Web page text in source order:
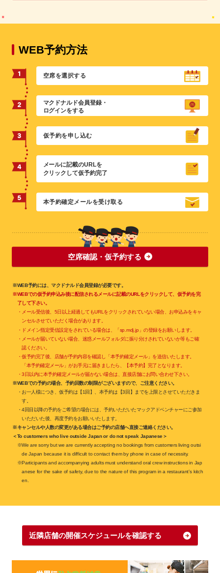
WEB予約方法
空席を選択する
マクドナルド会員登録・
ログインをする
仮予約を申し込む
メールに記載のURLを
クリックして仮予約完了
本予約確定メールを受け取る
空席確認・仮予約する
※WEB予約には、マクドナルド会員登録が必要です。
※WEBでの仮予約申込み後に配信されるメールに記載のURLをクリックして、仮予約を完
了して下さい。
・メール受信後、5日以上経過してもURLをクリックされていない場合、お申込みをキャ
ンセルさせていただく場合があります。
・ドメイン指定受信設定をされている場合は、「sp.mdj.jp」の登録をお願いします。
・メールが届いていない場合、迷惑メールフォルダに振り分けされていないか等もご確
認ください。
・仮予約完了後、店舗が予約内容を確認し「本予約確定メール」を送信いたします。
「本予約確定メール」がお手元に届きましたら、【本予約】完了となります。
・3日以内に本予約確定メールが届かない場合は、直接店舗にお問い合わせ下さい。
※WEBでの予約の場合、予約回数の制限がございますので、ご注意ください。
・お一人様につき、仮予約は【1回】、本予約は【3回】までを上限とさせていただきま
す。
・4回目以降の予約をご希望の場合には、予約いただいたマックアドベンチャーにご参加
いただいた後、再度予約をお願いいたします。
※キャンセルや人数の変更がある場合はご予約の店舗へ直接ご連絡ください。
＜To customers who live outside Japan or do not speak Japanese＞
※We are sorry but we are currently accepting no bookings from customers living outsi
de Japan because it is difficult to contact them by phone in case of necessity.
※Participants and accompanying adults must understand oral crew instructions in Jap
anese for the sake of safety, due to the nature of this program in a restaurant’s kitch
en.
近隣店舗の開催スケジュールを確認する